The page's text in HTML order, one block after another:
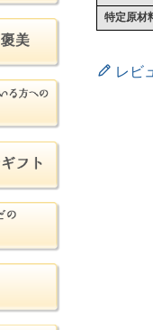
特定原材
レビ